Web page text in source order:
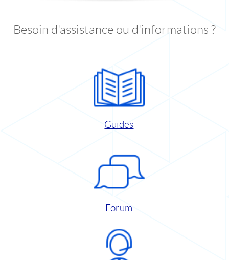
Besoin d'assistance ou d'informations ?
Guides
Forum